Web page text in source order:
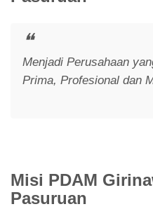
Menjadi Perusahaan
Prima, Profesional dan
Misi PDAM
Pasuruan